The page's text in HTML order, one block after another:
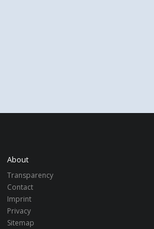
About
Transparency
Contact
Imprint
Privacy
Sitemap